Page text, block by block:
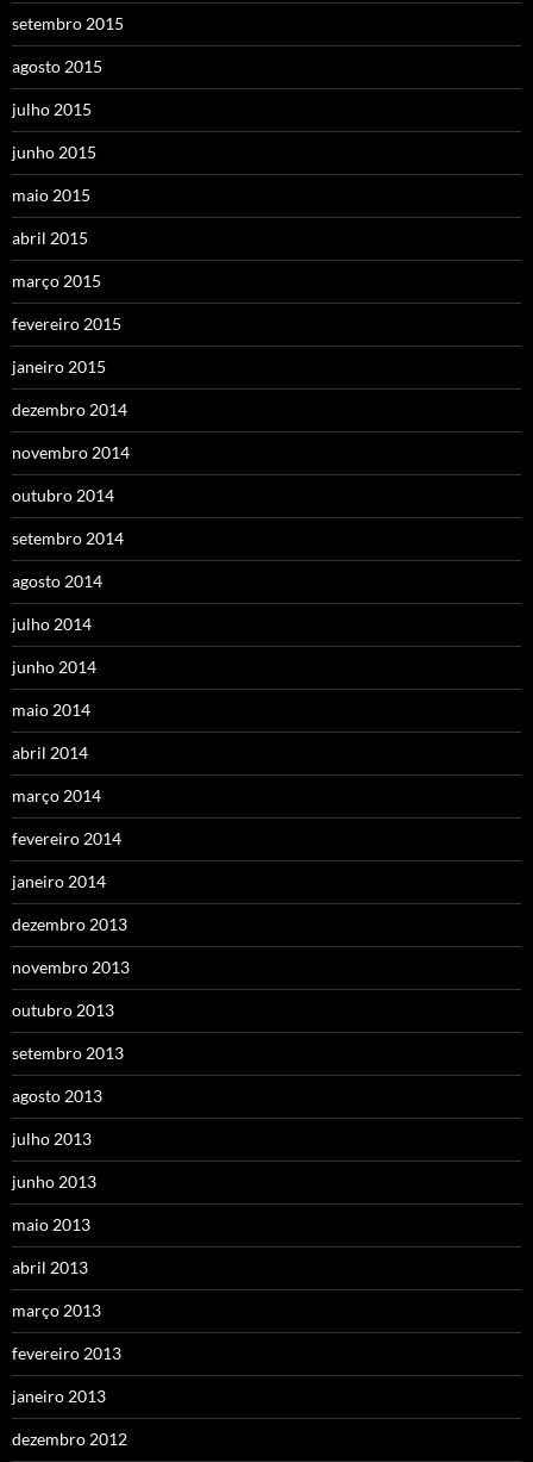
setembro 2015
agosto 2015
julho 2015
junho 2015
maio 2015
abril 2015
março 2015
fevereiro 2015
janeiro 2015
dezembro 2014
novembro 2014
outubro 2014
setembro 2014
agosto 2014
julho 2014
junho 2014
maio 2014
abril 2014
março 2014
fevereiro 2014
janeiro 2014
dezembro 2013
novembro 2013
outubro 2013
setembro 2013
agosto 2013
julho 2013
junho 2013
maio 2013
abril 2013
março 2013
fevereiro 2013
janeiro 2013
dezembro 2012